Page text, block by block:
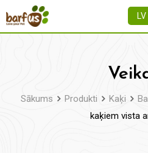
uz
LV
Sākums Produkti Kaķi
kaķiem vista